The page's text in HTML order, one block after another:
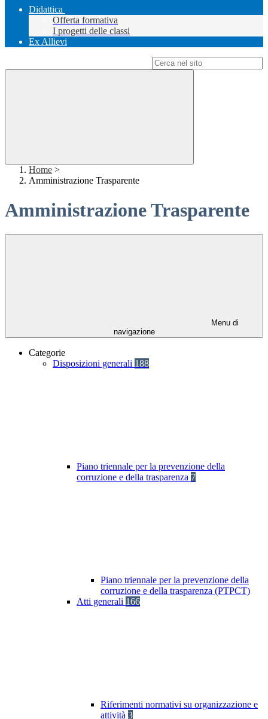
Didattica
Offerta formativa
I progetti delle classi
Ex Allievi
Home >
Amministrazione Trasparente
Amministrazione Trasparente
Menu di
navigazione
Categorie
Disposizioni generali 188
Piano triennale per la prevenzione della
corruzione e della trasparenza 7
Piano triennale per la prevenzione della
corruzione e della trasparenza (PTPCT)
Atti generali 166
Riferimenti normativi su organizzazione e
attività 3